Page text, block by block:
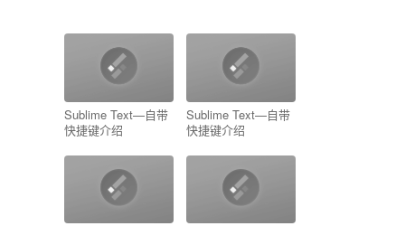
Sublime Text—自带
快捷键介绍
Sublime Text—自带
快捷键介绍